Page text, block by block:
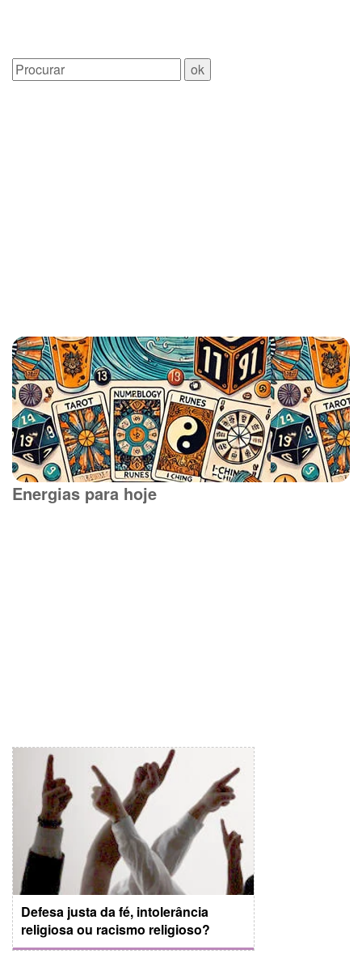
Energias para hoje
Defesa justa da fé, intolerância
religiosa ou racismo religioso?